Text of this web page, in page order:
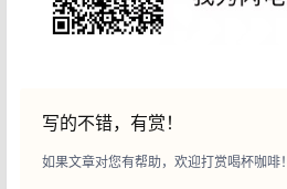
写的不错，有赏！
如果文章对您有帮助，欢迎打赏喝杯咖啡！